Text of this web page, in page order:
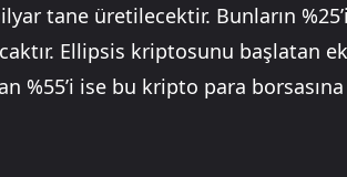
tane üretilecektir. Bunların
Ellipsis kriptosunu başlatan
%55’i ise bu kripto para